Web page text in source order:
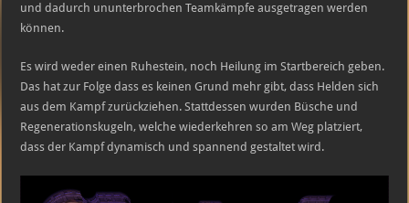
und dadurch ununterbrochen Teamkämpfe ausgetragen werden
können.
Es wird weder einen Ruhestein, noch Heilung im Startbereich geben.
Das hat zur Folge dass es keinen Grund mehr gibt, dass Helden sich
aus dem Kampf zurückziehen. Stattdessen wurden Büsche und
Regenerationskugeln, welche wiederkehren so am Weg platziert,
dass der Kampf dynamisch und spannend gestaltet wird.